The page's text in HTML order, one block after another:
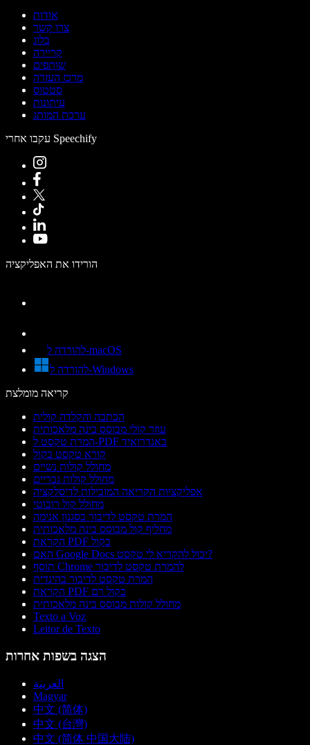
אודות
צרו קשר
בלוג
קריירה
שותפים
מרכז העזרה
סטטוס
עיתונות
ערכת המותג
עקבו אחרי Speechify
הורידו את האפליקציה
להורדה ל-macOS
להורדה ל-Windows
קריאה מומלצת
הכתבה והקלדה קולית
עוזר קולי מבוסס בינה מלאכותית
המרת טקסט ל-PDF באנדרואיד
קורא טקסט בקול
מחולל קולות נשיים
מחולל קולות גבריים
אפליקציות הקריאה המובילות לדיסלקציה
מחולל קול רובוטי
המרת טקסט לדיבור בסגנון אנימה
מחליף קול מבוסס בינה מלאכותית
הקראת PDF בקול
האם Google Docs יכול להקריא לי טקסט?
תוסף Chrome להמרת טקסט לדיבור
המרת טקסט לדיבור בהינדית
הקראת PDF בקול רם
מחולל קולות מבוסס בינה מלאכותית
Texto a Voz
Leitor de Texto
הצגה בשפות אחרות
العربية
Magyar
中文 (简体)
中文 (台灣)
中文 (简体 中国大陆)